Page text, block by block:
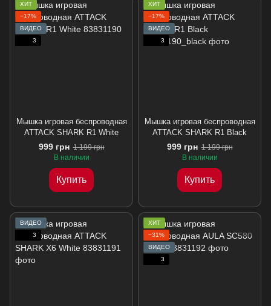
ХИТ
−17%
ВИДЕО
3
Мышка игровая беспроводная
ATTACK SHARK R1 White
999 грн 1 199 грн
В наличии
Купить
ХИТ
−17%
ВИДЕО
3
Мышка игровая беспроводная
ATTACK SHARK R1 Black
999 грн 1 199 грн
В наличии
Купить
ВИДЕО
3
ХИТ
−31%
ВИДЕО
3